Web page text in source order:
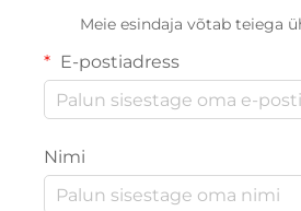
Meie esindaja võtab teiega
E-postiadress
Nimi